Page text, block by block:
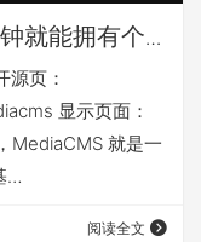
就能拥有个
页：
显示页面：
MediaCMS 就是一
阅读全文